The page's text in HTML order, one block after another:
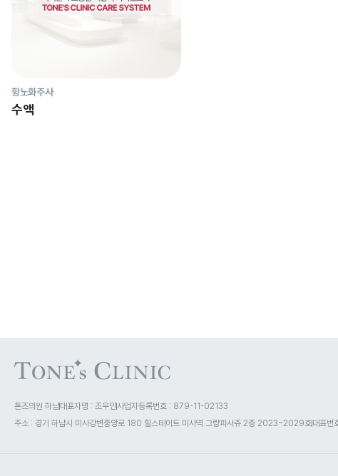
항노화주사
수액
톤즈의원 하남대표자명 : 조우인사업자등록번호 : 879-11-02133
주소 : 경기 하남시 미사강변중앙로 180 힐스테이트 미사역 그랑파사쥬 2층 2023~2029호대표